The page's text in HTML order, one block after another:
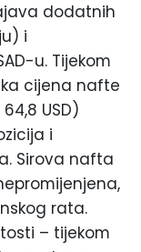
dodatnih
i
u. Tijekom
cijena nafte
USD)
i
Sirova nafta
rata.
– tijekom